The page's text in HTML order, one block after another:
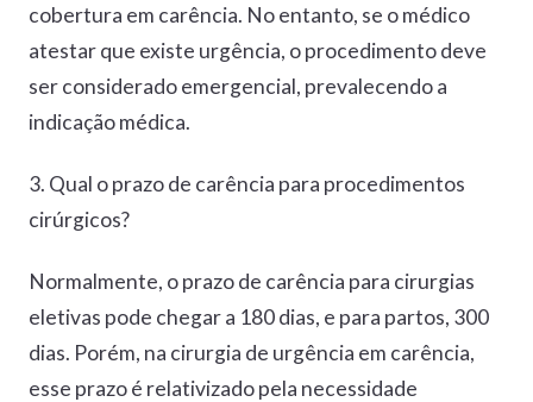
cobertura em carência. No entanto, se o médico
atestar que existe urgência, o procedimento deve
ser considerado emergencial, prevalecendo a
indicação médica.
3. Qual o prazo de carência para procedimentos
cirúrgicos?
Normalmente, o prazo de carência para cirurgias
eletivas pode chegar a 180 dias, e para partos, 300
dias. Porém, na cirurgia de urgência em carência,
esse prazo é relativizado pela necessidade